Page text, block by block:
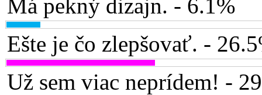
Má pekný dizajn. - 6.1%
Ešte je čo zlepšovať. -
Už sem viac neprídem! -